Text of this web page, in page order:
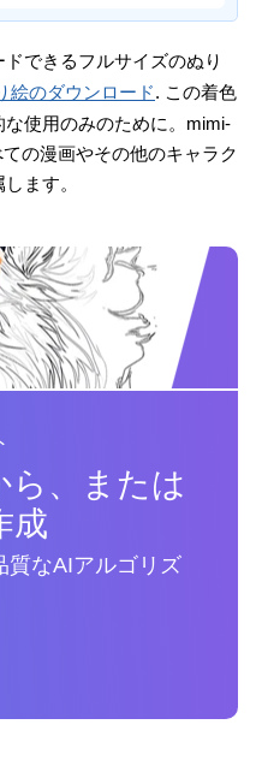
できるフルサイズのぬり
絵のダウンロード. この着色
使用のみのために。mimi-
の漫画やその他のキャラク
ます。
ら、または
成
質なAIアルゴリズ